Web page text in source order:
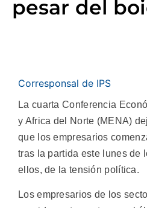
pesar del
Corresponsal de IPS
La cuarta Conferencia
y Africa del Norte (MENA)
que los empresarios
tras la partida este lunes de
ellos, de la tensión política.
Los empresarios de los